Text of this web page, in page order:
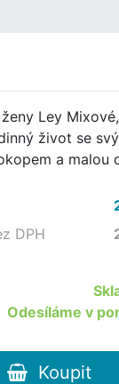
Ley
život se
a malou
DPH
Odesíláme v
Koupit